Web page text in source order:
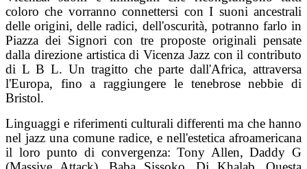
coloro che vorranno connettersi con I suoni ancestrali
delle origini, delle radici, dell'oscurità, potranno farlo in
Piazza dei Signori con tre proposte originali pensate
dalla direzione artistica di Vicenza Jazz con il contributo
di L B L. Un tragitto che parte dall'Africa, attraversa
l'Europa, fino a raggiungere le tenebrose nebbie di
Bristol.
Linguaggi e riferimenti culturali differenti ma che hanno
nel jazz una comune radice, e nell'estetica afroamericana
il loro punto di convergenza: Tony Allen, Daddy G